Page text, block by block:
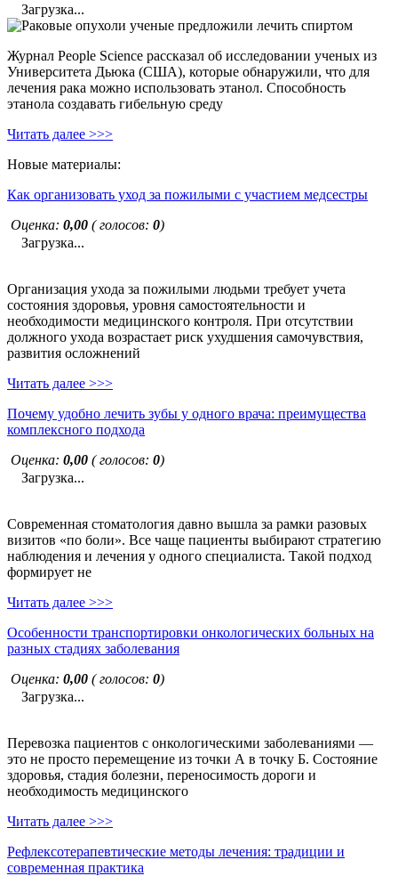
Загрузка...
Журнал People Science рассказал об исследовании ученых из
Университета Дьюка (США), которые обнаружили, что для
лечения рака можно использовать этанол. Способность
этанола создавать гибельную среду
Читать далее >>>
Новые материалы:
Как организовать уход за пожилыми с участием медсестры
Оценка: 0,00 ( голосов: 0)
Загрузка...
Организация ухода за пожилыми людьми требует учета
состояния здоровья, уровня самостоятельности и
необходимости медицинского контроля. При отсутствии
должного ухода возрастает риск ухудшения самочувствия,
развития осложнений
Читать далее >>>
Почему удобно лечить зубы у одного врача: преимущества
комплексного подхода
Оценка: 0,00 ( голосов: 0)
Загрузка...
Современная стоматология давно вышла за рамки разовых
визитов «по боли». Все чаще пациенты выбирают стратегию
наблюдения и лечения у одного специалиста. Такой подход
формирует не
Читать далее >>>
Особенности транспортировки онкологических больных на
разных стадиях заболевания
Оценка: 0,00 ( голосов: 0)
Загрузка...
Перевозка пациентов с онкологическими заболеваниями —
это не просто перемещение из точки А в точку Б. Состояние
здоровья, стадия болезни, переносимость дороги и
необходимость медицинского
Читать далее >>>
Рефлексотерапевтические методы лечения: традиции и
современная практика